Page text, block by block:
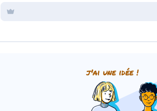
j'ai une idée !